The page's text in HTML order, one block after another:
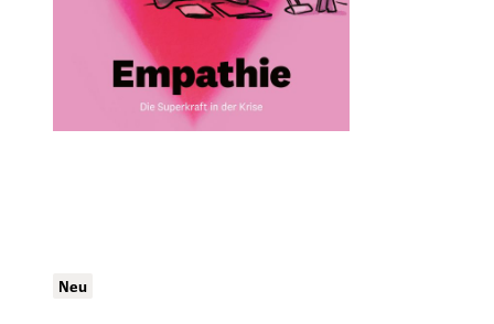
Neu